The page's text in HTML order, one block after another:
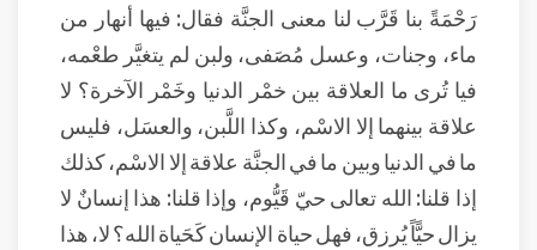
رَحْمَةً بنا قَرَّب لنا معنى الجنَّة فقال: فيها أنهار من
ماء، وجنات، وعسل مُصَفى، ولبن لم يتغيَّر طعْمه،
فيا تُرى ما العلاقة بين خمْر الدنيا وخَمْر الآخرة؟ لا
علاقة بينهما إلا الاسْم، وكذا اللَّبن، والعسَل، فليس
ما في الدنيا وبين ما في الجنَّة علاقة إلا الاسْم، كذلك
إذا قلنا: الله تعالى حيّ قَيُّوم، وإذا قلنا: هذا إنسانٌ لا
يزال حيًّاً يُرزق، فهل حياة الإنسان كَحَياة الله؟ لا، هذا